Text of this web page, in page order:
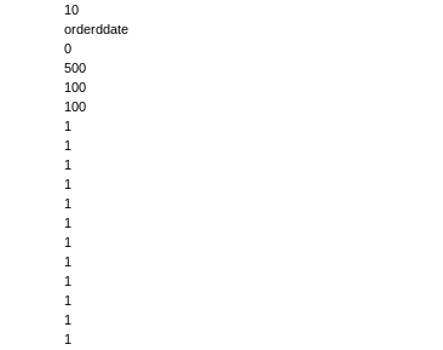
10
orderddate
0
500
100
100
1
1
1
1
1
1
1
1
1
1
1
1